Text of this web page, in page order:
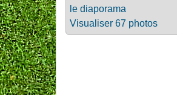
le diaporama
Visualiser 67 photos